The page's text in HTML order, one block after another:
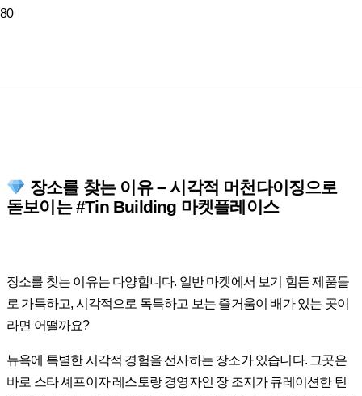
장소를 찾는 이유 – 시각적 머천다이징으로
돋보이는 #Tin Building 마켓플레이스
장소를 찾는 이유는 다양합니다. 일반 마켓에서 보기 힘든 제품들
로 가득하고, 시각적으로 독특하고 보는 즐거움이 배가 있는 곳이
라면 어떨까요?
뉴욕에 특별한 시각적 경험을 선사하는 장소가 있습니다. 그곳은
바로 스타 셰프이자 레스토랑 경영자인 장 조지가 큐레이션한 틴